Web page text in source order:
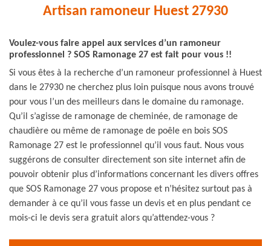
Artisan ramoneur Huest 27930
Voulez-vous faire appel aux services d’un ramoneur
professionnel ? SOS Ramonage 27 est fait pour vous !!
Si vous êtes à la recherche d’un ramoneur professionnel à Huest
dans le 27930 ne cherchez plus loin puisque nous avons trouvé
pour vous l’un des meilleurs dans le domaine du ramonage.
Qu’il s’agisse de ramonage de cheminée, de ramonage de
chaudière ou même de ramonage de poêle en bois SOS
Ramonage 27 est le professionnel qu’il vous faut. Nous vous
suggérons de consulter directement son site internet afin de
pouvoir obtenir plus d’informations concernant les divers offres
que SOS Ramonage 27 vous propose et n’hésitez surtout pas à
demander à ce qu’il vous fasse un devis et en plus pendant ce
mois-ci le devis sera gratuit alors qu’attendez-vous ?